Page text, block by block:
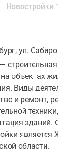
Новостройки 1
ул.
объектах
Виды
и ремонт,
зданий.
является
области.